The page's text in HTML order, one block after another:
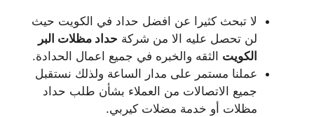
لا تبحث كثيرا عن افضل حداد في الكويت حيث
لن تحصل عليه الا من شركة حداد مظلات البر
الكويت الثقه والخبره في جميع اعمال الحدادة.
عملنا مستمر على مدار الساعة ولذلك نستقبل
جميع الاتصالات من العملاء بشأن طلب حداد
مظلات أو خدمة مضلات كيربي.